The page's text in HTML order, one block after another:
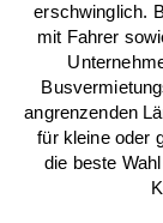
erschwinglich.
mit Fahrer
angrenzenden
für kleine oder
die beste